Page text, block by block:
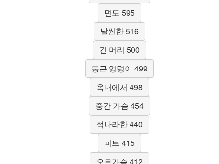
면도 595
날씬한 516
긴 머리 500
둥근 엉덩이 499
옥내에서 498
중간 가슴 454
적나라한 440
피트 415
오르가슴 412